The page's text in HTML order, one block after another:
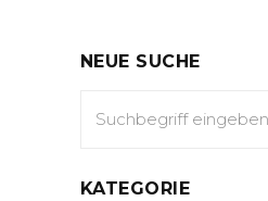
NEUE SUCHE
KATEGORIE